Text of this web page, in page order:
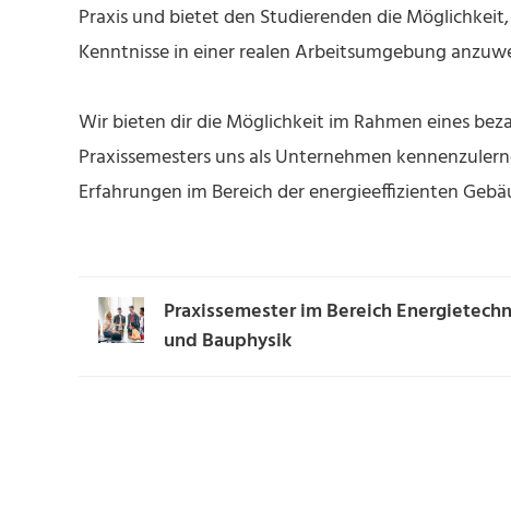
Praxis und bietet den Studierenden die
Kenntnisse in einer realen Arbeitsumgebung
Wir bieten dir die Möglichkeit im Rahmen eines
Praxissemesters uns als Unternehmen
Erfahrungen im Bereich der energieeffizienten
Praxissemester im Bereich
und Bauphysik